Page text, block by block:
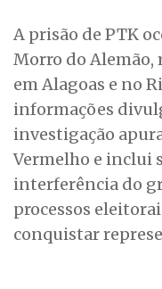
A prisão de PTK
Morro do
em Alagoas e no
informações
investigação
Vermelho e inclui
interferência do
processos
conquistar